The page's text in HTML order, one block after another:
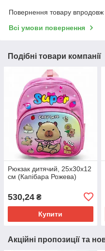
Повернення товару впродовж
Всі умови повернення
Подібні товари компанії
Рюкзак дитячий, 25х30х12
см (Капібара Рожева)
530,24 ₴
Купити
Акційні пропозиції та